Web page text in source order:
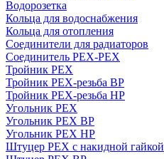
Водорозетка
Кольца для водоснабжения
Кольца для отопления
Соединители для радиаторов
Соединитель PEX-PEX
Тройник PEX
Тройник PEX-резьба ВР
Тройник PEX-резьба НР
Угольник PEX
Угольник PEX ВР
Угольник PEX НР
Штуцер PEX c накидной гайкой